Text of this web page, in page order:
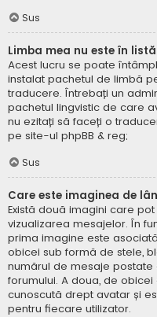
Sus
Limba mea nu este în
Acest lucru se poate
instalat pachetul de limbă
traducere. Întrebați un
pachetul lingvistic de care
nu ezitați să faceți o
pe site-ul phpBB & reg;
Sus
Care este imaginea de
Există două imagini care
vizualizarea mesajelor. În
prima imagine este
obicei sub formă de stele,
numărul de mesaje postate
forumului. A doua, de
cunoscută drept avatar și
pentru fiecare utilizator.